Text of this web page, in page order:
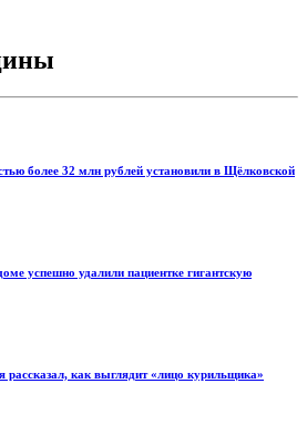
более 32 млн рублей установили в Щёлковской
успешно удалили пациентке гигантскую
как выглядит «лицо курильщика»